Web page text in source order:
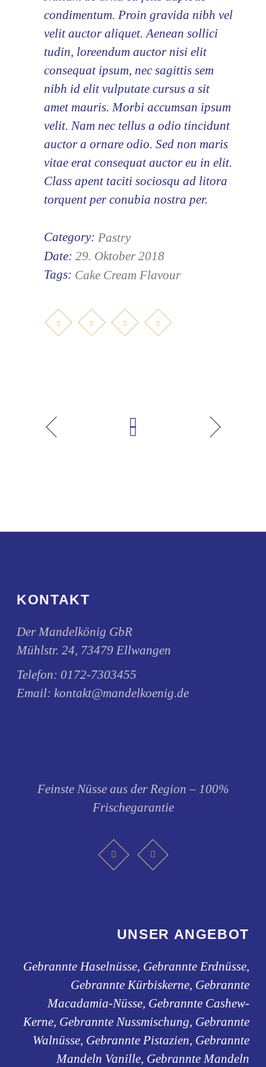
condimentum. Proin gravida nibh vel
velit auctor aliquet. Aenean sollici
tudin, loreendum auctor nisi elit
consequat ipsum, nec sagittis sem
nibh id elit vulputate cursus a sit
amet mauris. Morbi accumsan ipsum
velit. Nam nec tellus a odio tincidunt
auctor a ornare odio. Sed non maris
vitae erat consequat auctor eu in elit.
Class apent taciti sociosqu ad litora
torquent per conubia nostra per.
Category: Pastry
Date: 29. Oktober 2018
Tags: Cake Cream Flavour
KONTAKT
Der Mandelkönig GbR
Mühlstr. 24, 73479 Ellwangen
Telefon:0172-7303455
Email: kontakt@mandelkoenig.de
Feinste Nüsse aus der Region – 100%
Frischegarantie
UNSER ANGEBOT
Gebrannte Haselnüsse, Gebrannte Erdnüsse,
Gebrannte Kürbiskerne, Gebrannte
Macadamia-Nüsse, Gebrannte Cashew-
Kerne, Gebrannte Nussmischung, Gebrannte
Walnüsse, Gebrannte Pistazien, Gebrannte
Mandeln Vanille, Gebrannte Mandeln